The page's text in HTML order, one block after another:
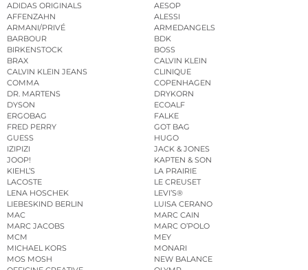
ADIDAS ORIGINALS
AESOP
AFFENZAHN
ALESSI
ARMANI/PRIVÉ
ARMEDANGELS
BARBOUR
BDK
BIRKENSTOCK
BOSS
BRAX
CALVIN KLEIN
CALVIN KLEIN JEANS
CLINIQUE
COMMA
COPENHAGEN
DR. MARTENS
DRYKORN
DYSON
ECOALF
ERGOBAG
FALKE
FRED PERRY
GOT BAG
GUESS
HUGO
IZIPIZI
JACK & JONES
JOOP!
KAPTEN & SON
KIEHL’S
LA PRAIRIE
LACOSTE
LE CREUSET
LENA HOSCHEK
LEVI’S®
LIEBESKIND BERLIN
LUISA CERANO
MAC
MARC CAIN
MARC JACOBS
MARC O’POLO
MCM
MEY
MICHAEL KORS
MONARI
MOS MOSH
NEW BALANCE